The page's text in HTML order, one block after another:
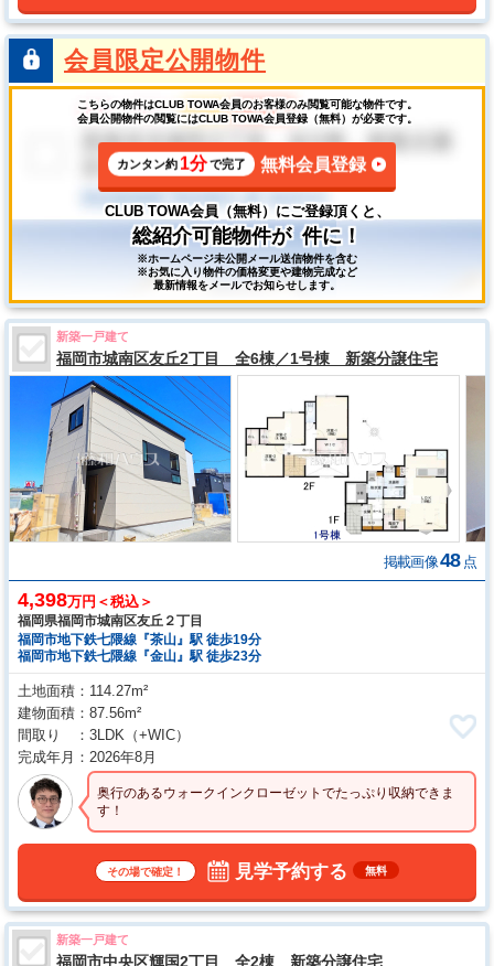
会員限定公開物件
こちらの物件はCLUB TOWA会員のお客様のみ閲覧可能な物件です。
会員公開物件の閲覧にはCLUB TOWA会員登録（無料）が必要です。
カンタン約1分で完了 無料会員登録
CLUB TOWA会員（無料）にご登録頂くと、
総紹介可能物件が 件に！
※ホームページ未公開メール送信物件を含む
※お気に入り物件の価格変更や建物完成など
最新情報をメールでお知らせします。
新築一戸建て
福岡市城南区友丘2丁目 全6棟／1号棟 新築分譲住宅
掲載画像48 点
4,398万円＜税込＞
福岡県福岡市城南区友丘２丁目
福岡市地下鉄七隈線『茶山』駅 徒歩19分
福岡市地下鉄七隈線『金山』駅 徒歩23分
土地面積
114.27m²
建物面積
87.56m²
間取り
3LDK （+WIC）
完成年月
2026年8月
奥行のあるウォークインクローゼットでたっぷり収納できま
す！
その場で確定！ 見学予約する 無料
新築一戸建て
福岡市中央区輝国2丁目 全2棟 新築分譲住宅